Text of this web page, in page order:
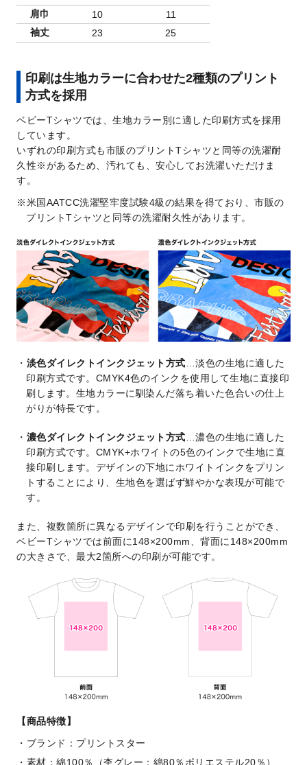
肩巾
10
11
袖丈
23 25
印刷は生地カラーに合わせた2種類のプリント
方式を採用
ベビーTシャツでは、生地カラー別に適した印刷方式を採用
しています。
いずれの印刷方式も市販のプリントTシャツと同等の洗濯耐
久性※があるため、汚れても、安心してお洗濯いただけま
す。
米国AATCC洗濯堅牢度試験4級の結果を得ており、市販の
プリントTシャツと同等の洗濯耐久性があります。
淡色ダイレクトインクジェット方式 …淡色の生地に適した
印刷方式です。CMYK4色のインクを使用して生地に直接印
刷します。生地カラーに馴染んだ落ち着いた色合いの仕上
がりが特長です。
濃色ダイレクトインクジェット方式 …濃色の生地に適した
印刷方式です。CMYK+ホワイトの5色のインクで生地に直
接印刷します。デザインの下地にホワイトインクをプリン
トすることにより、生地色を選ばず鮮やかな表現が可能で
す。
また、複数箇所に異なるデザインで印刷を行うことができ、
ベビーTシャツでは前面に148×200mm、背面に148×200mm
の大きさで、最大2箇所への印刷が可能です。
【商品特徴】
ブランド：プリントスター
素材：綿100％（杢グレー：綿80％ポリエステル20％）